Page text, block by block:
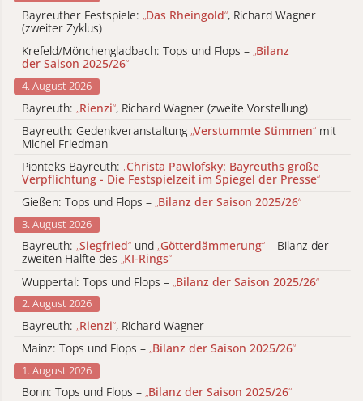
Bayreuther Festspiele: „Das Rheingold“, Richard Wagner
(zweiter Zyklus)
Krefeld/Mönchengladbach: Tops und Flops – „Bilanz
der Saison 2025/26“
4. August 2026
Bayreuth: „Rienzi“, Richard Wagner (zweite Vorstellung)
Bayreuth: Gedenkveranstaltung „Verstummte Stimmen“ mit
Michel Friedman
Pionteks Bayreuth: „Christa Pawlofsky: Bayreuths große
Verpflichtung - Die Festspielzeit im Spiegel der Presse“
Gießen: Tops und Flops – „Bilanz der Saison 2025/26“
3. August 2026
Bayreuth: „Siegfried“ und „Götterdämmerung“ – Bilanz der
zweiten Hälfte des „KI-Rings“
Wuppertal: Tops und Flops – „Bilanz der Saison 2025/26“
2. August 2026
Bayreuth: „Rienzi“, Richard Wagner
Mainz: Tops und Flops – „Bilanz der Saison 2025/26“
1. August 2026
Bonn: Tops und Flops – „Bilanz der Saison 2025/26“